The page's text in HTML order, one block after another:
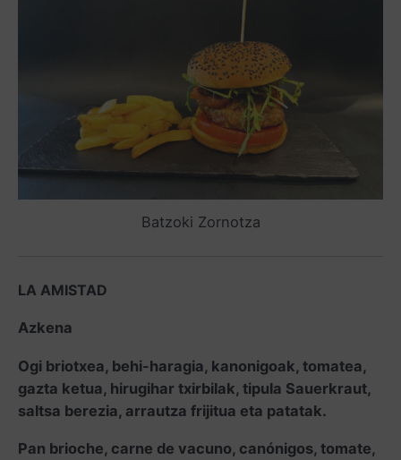
Batzoki Zornotza
LA AMISTAD
Azkena
Ogi briotxea, behi-haragia, kanonigoak, tomatea,
gazta ketua, hirugihar txirbilak, tipula Sauerkraut,
saltsa berezia, arrautza frijitua eta patatak.
Pan brioche, carne de vacuno, canónigos, tomate,